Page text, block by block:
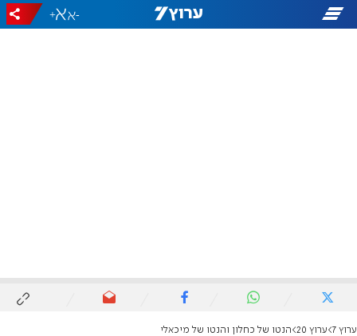
-
+
ערוץ 7 ערוץ 20 הנטו של כחלון והנטו של מיכאלי